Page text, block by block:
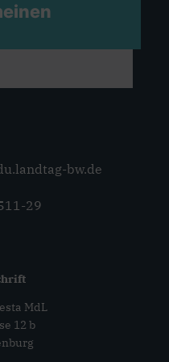
bw.de
29
MdL
12 b